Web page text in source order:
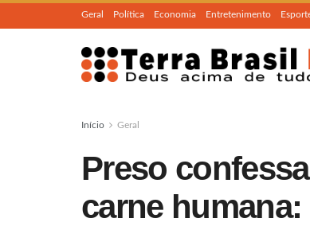
Geral Política Economia Entretenimento
Início Geral
Preso
carne humana: